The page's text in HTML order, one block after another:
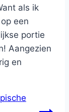
als ik
een
portie
Aangezien
en